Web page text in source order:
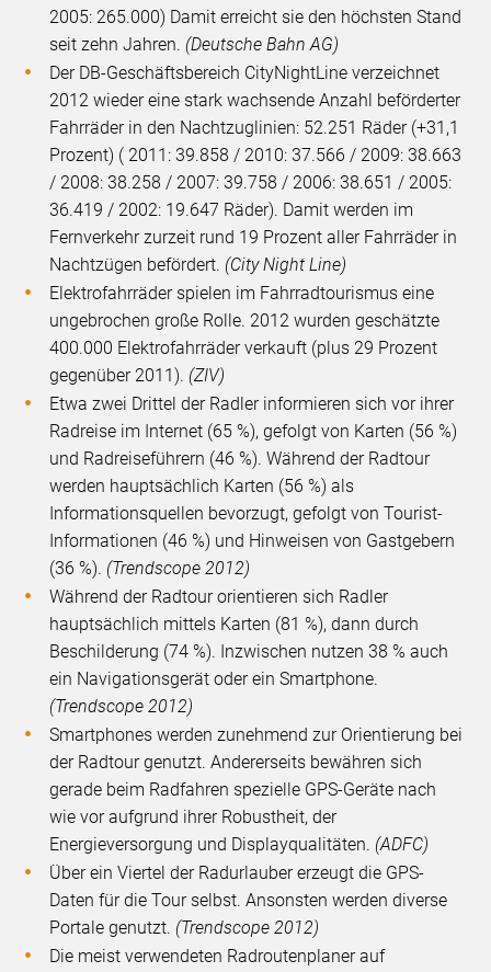
2005: 265.000) Damit erreicht sie den höchsten Stand
seit zehn Jahren. (Deutsche Bahn AG)
Der DB-Geschäftsbereich CityNightLine verzeichnet
2012 wieder eine stark wachsende Anzahl beförderter
Fahrräder in den Nachtzuglinien: 52.251 Räder (+31,1
Prozent) ( 2011: 39.858 / 2010: 37.566 / 2009: 38.663
/ 2008: 38.258 / 2007: 39.758 / 2006: 38.651 / 2005:
36.419 / 2002: 19.647 Räder). Damit werden im
Fernverkehr zurzeit rund 19 Prozent aller Fahrräder in
Nachtzügen befördert. (City Night Line)
Elektrofahrräder spielen im Fahrradtourismus eine
ungebrochen große Rolle. 2012 wurden geschätzte
400.000 Elektrofahrräder verkauft (plus 29 Prozent
gegenüber 2011). (ZIV)
Etwa zwei Drittel der Radler informieren sich vor ihrer
Radreise im Internet (65 %), gefolgt von Karten (56 %)
und Radreiseführern (46 %). Während der Radtour
werden hauptsächlich Karten (56 %) als
Informationsquellen bevorzugt, gefolgt von Tourist-
Informationen (46 %) und Hinweisen von Gastgebern
(36 %). (Trendscope 2012)
Während der Radtour orientieren sich Radler
hauptsächlich mittels Karten (81 %), dann durch
Beschilderung (74 %). Inzwischen nutzen 38 % auch
ein Navigationsgerät oder ein Smartphone.
(Trendscope 2012)
Smartphones werden zunehmend zur Orientierung bei
der Radtour genutzt. Andererseits bewähren sich
gerade beim Radfahren spezielle GPS-Geräte nach
wie vor aufgrund ihrer Robustheit, der
Energieversorgung und Displayqualitäten. (ADFC)
Über ein Viertel der Radurlauber erzeugt die GPS-
Daten für die Tour selbst. Ansonsten werden diverse
Portale genutzt. (Trendscope 2012)
Die meist verwendeten Radroutenplaner auf